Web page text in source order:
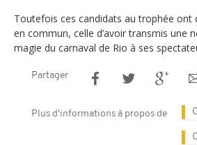
Toutefois ces candidats au trophée ont
en commun, celle d’avoir transmis une
magie du carnaval de Rio à ses
Partager
Plus d'informations à propos de